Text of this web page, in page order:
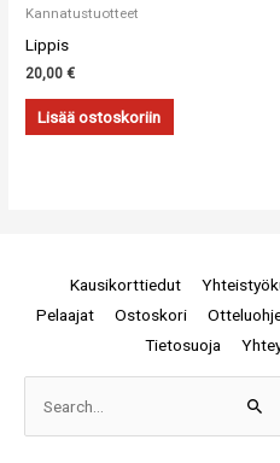
Kannatustuotteet
Lippis
20,00€
Lisää ostoskoriin
Kausikorttiedut
Pelaajat
Ostoskori
Tietosuoja
Search
for: